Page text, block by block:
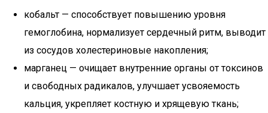
кобальт — способствует повышению уровня
гемоглобина, нормализует сердечный ритм, выводит
из сосудов холестериновые накопления;
марганец — очищает внутренние органы от токсинов
и свободных радикалов, улучшает усвояемость
кальция, укрепляет костную и хрящевую ткань;